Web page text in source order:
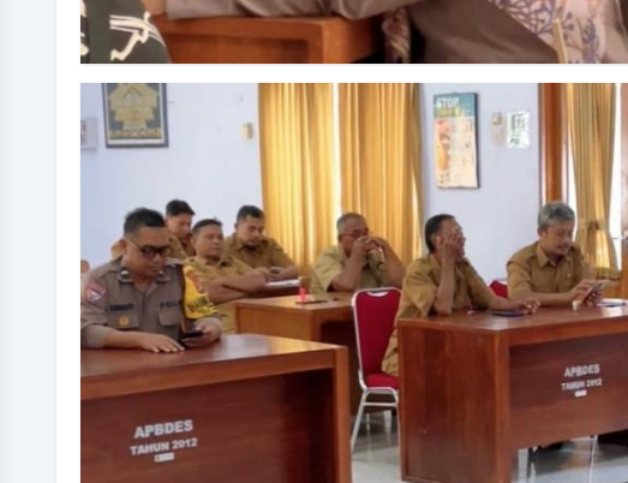
PARTINEM
Panata Laksana Sarta Pangripta